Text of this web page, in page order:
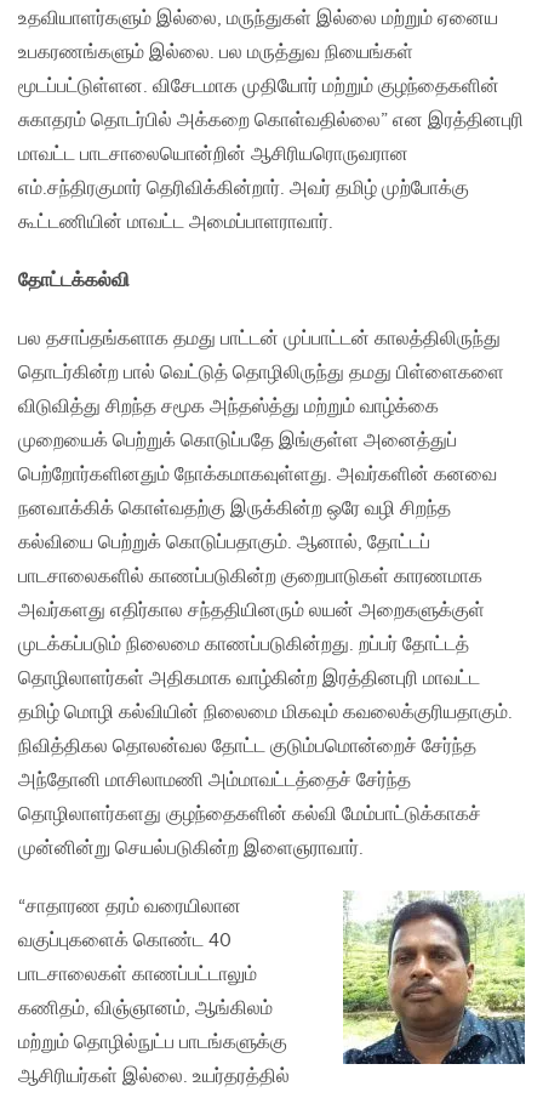
உதவியாளர்களும் இல்லை, மருந்துகள் இல்லை மற்றும் ஏனைய
உபகரணங்களும் இல்லை. பல மருத்துவ நியைங்கள்
மூடப்பட்டுள்ளன. விசேடமாக முதியோர் மற்றும் குழந்தைகளின்
சுகாதரம் தொடர்பில் அக்கறை கொள்வதில்லை” என இரத்தினபுரி
மாவட்ட பாடசாலையொன்றின் ஆசிரியரொருவரான
எம்.சந்திரகுமார் தெரிவிக்கின்றார். அவர் தமிழ் முற்போக்கு
கூட்டணியின் மாவட்ட அமைப்பாளராவார்.
தோட்டக்கல்வி
பல தசாப்தங்களாக தமது பாட்டன் முப்பாட்டன் காலத்திலிருந்து
தொடர்கின்ற பால் வெட்டுத் தொழிலிருந்து தமது பிள்ளைகளை
விடுவித்து சிறந்த சமூக அந்தஸ்த்து மற்றும் வாழ்க்கை
முறையைக் பெற்றுக் கொடுப்பதே இங்குள்ள அனைத்துப்
பெற்றோர்களினதும் நோக்கமாகவுள்ளது. அவர்களின் கனவை
நனவாக்கிக் கொள்வதற்கு இருக்கின்ற ஒரே வழி சிறந்த
கல்வியை பெற்றுக் கொடுப்பதாகும். ஆனால், தோட்டப்
பாடசாலைகளில் காணப்படுகின்ற குறைபாடுகள் காரணமாக
அவர்களது எதிர்கால சந்ததியினரும் லயன் அறைகளுக்குள்
முடக்கப்படும் நிலைமை காணப்படுகின்றது. றப்பர் தோட்டத்
தொழிலாளர்கள் அதிகமாக வாழ்கின்ற இரத்தினபுரி மாவட்ட
தமிழ் மொழி கல்வியின் நிலைமை மிகவும் கவலைக்குரியதாகும்.
நிவித்திகல தொலன்வல தோட்ட குடும்பமொன்றைச் சேர்ந்த
அந்தோனி மாசிலாமணி அம்மாவட்டத்தைச் சேர்ந்த
தொழிலாளர்களது குழந்தைகளின் கல்வி மேம்பாட்டுக்காகச்
முன்னின்று செயல்படுகின்ற இளைஞராவார்.
“சாதாரண தரம் வரையிலான
வகுப்புகளைக் கொண்ட 40
பாடசாலைகள் காணப்பட்டாலும்
கணிதம், விஞ்ஞானம், ஆங்கிலம்
மற்றும் தொழில்நுட்ப பாடங்களுக்கு
ஆசிரியர்கள் இல்லை. உயர்தரத்தில்